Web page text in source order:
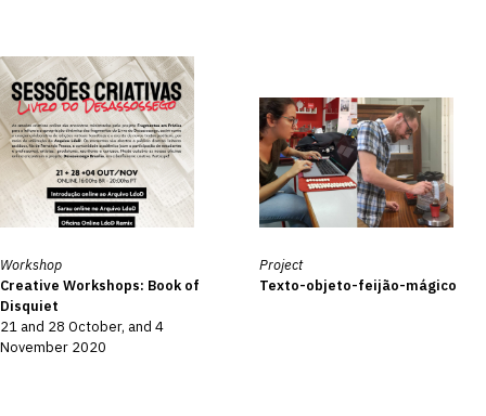
Workshop
Creative Workshops: Book of
Disquiet
21 and 28 October, and 4
November 2020
Project
Texto-objeto-feijão-mágico